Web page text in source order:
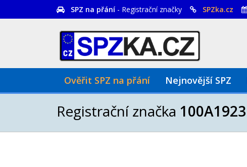
SPZ na přání - Registrační značky SPZka.cz
Ověřit SPZ na přání Nejnovější SPZ
Registrační značka 100A1923